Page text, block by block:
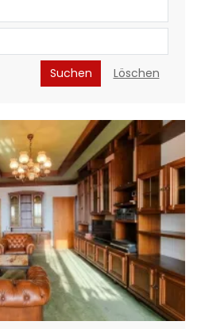
Suchen Löschen